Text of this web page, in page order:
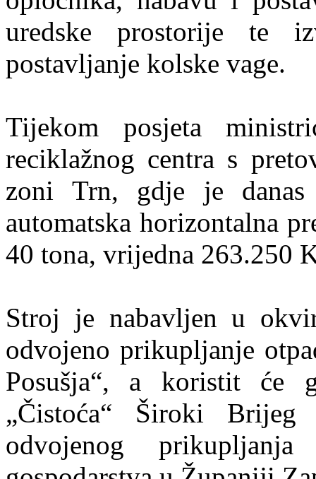
uredske prostorije te
postavljanje kolske vage.
Tijekom posjeta
reciklažnog centra s
zoni Trn, gdje je danas
automatska horizontalna
40 tona, vrijedna 263.250
Stroj je nabavljen u
odvojeno prikupljanje
Posušja“, a koristit će
„Čistoća“ Široki Brijeg
odvojenog